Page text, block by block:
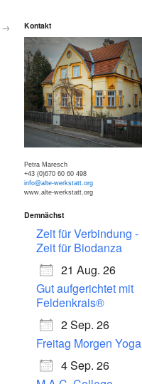
→
iCalendar
Kontakt
Petra Maresch
+43 (0)670 60 60 498
info@alte-werkstatt.org
www.alte-werkstatt.org
Demnächst
Zeit für Verbindung -
Zeit für Biodanza
21 Aug. 26
Gut aufgerichtet mit
Feldenkrais®
2 Sep. 26
Freitag Morgen Yoga
4 Sep. 26